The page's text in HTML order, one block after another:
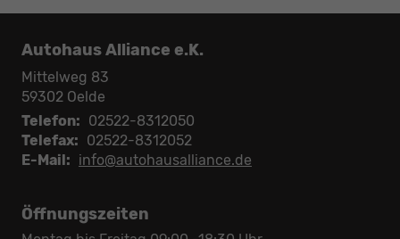
Autohaus Alliance e.K.
Mittelweg 83
59302 Oelde
Telefon: 02522-8312050
Telefax: 02522-8312052
E-Mail: info@autohausalliance.de
Öffnungszeiten